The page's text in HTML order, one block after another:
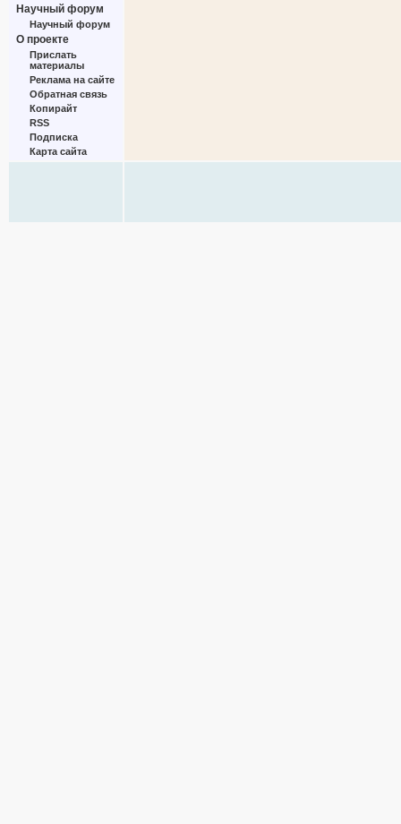
Научный форум
Научный форум
О проекте
Прислать
материалы
Реклама на сайте
Обратная связь
Копирайт
RSS
Подписка
Карта сайта